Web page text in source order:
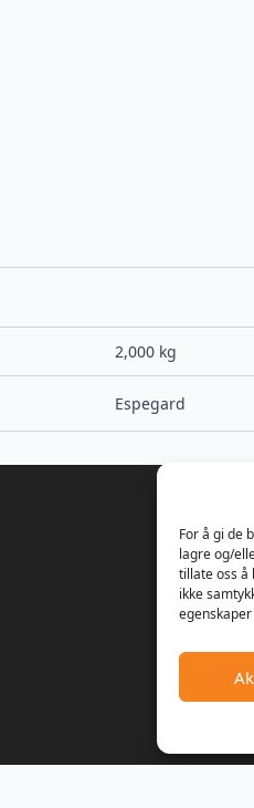
For å gi de
lagre og/
tillate oss å
ikke
2,000 kg
Espegard
Om oss
Våren
Dagfinn
gamle